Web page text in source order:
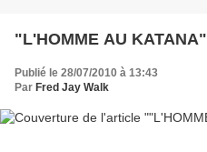
"L'HOMME AU KATANA"
Publié le 28/07/2010 à 13:43
Par Fred Jay Walk